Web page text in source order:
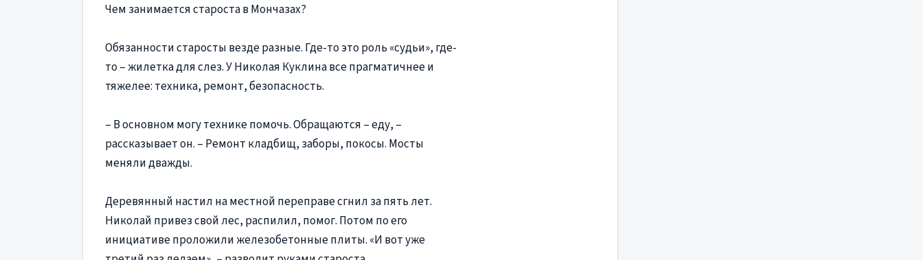
Чем занимается староста в Мончазах?
Обязанности старосты везде разные. Где-то это роль «судьи», где-
то – жилетка для слез. У Николая Куклина все прагматичнее и
тяжелее: техника, ремонт, безопасность.
– В основном могу технике помочь. Обращаются – еду, –
рассказывает он. – Ремонт кладбищ, заборы, покосы. Мосты
меняли дважды.
Деревянный настил на местной переправе сгнил за пять лет.
Николай привез свой лес, распилил, помог. Потом по его
инициативе проложили железобетонные плиты. «И вот уже